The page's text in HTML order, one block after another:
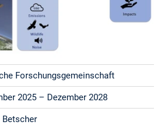
Forschungsgemeinschaft
2025 – Dezember 2028